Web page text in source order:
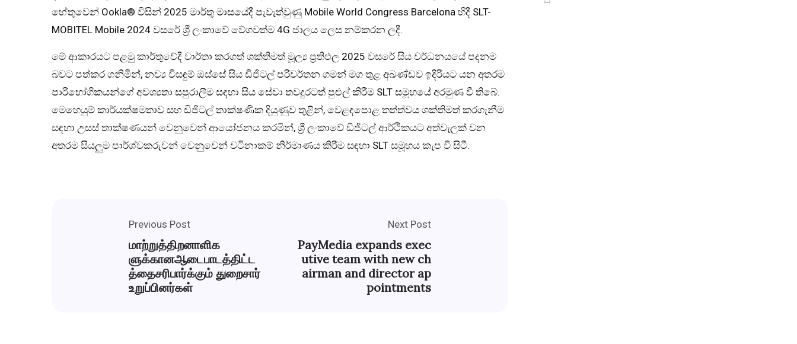
හේතුවෙන් Ookla® විසින් 2025 මාර්තු මාසයේදී පැවැත්වුණු Mobile World Congress Barcelona හිදී SLT-
MOBITEL Mobile 2024 වසරේ ශ්‍රී ලංකාවේ වේගවත්ම 4G ජාලය ලෙස නම්කරන ලදී.
මේ ආකාරයට පළමු කාර්තුවේදී වාර්තා කරගත් ශක්තිමත් මූල්‍ය ප්‍රතිඵල 2025 වසරේ සිය වර්ධනයයේ පදනම
බවට පත්කර ගනිමින්, නව්‍ය විසඳුම් ඔස්සේ සිය ඩිජිටල් පරිවර්තන ගමන් මග තුළ අඛණ්ඩව ඉදිරියට යන අතරම
පාරිභෝගිකයන්ගේ අවශ්‍යතා සපුරාලීම සඳහා සිය සේවා තවදුරටත් පුළුල් කිරීම SLT සමූහයේ අරමුණ වී තිබේ.
මෙහෙයුම් කාර්යක්ෂමතාව සහ ඩිජිටල් තාක්ෂණික දියුණුව තුළින්, වෙළඳපොළ තත්ත්වය ශක්තිමත් කරගැනීම
සඳහා උසස් තාක්ෂණයන් වෙනුවෙන් ආයෝජනය කරමින්, ශ්‍රී ලංකාවේ ඩිජිටල් ආර්ථිකයට අත්වැලක් වන
අතරම සියලුම පාර්ශ්වකරුවන් වෙනුවෙන් වටිනාකම් නිර්මාණය කිරීම සඳහා SLT සමූහය කැප වී සිටී.
Previous Post
மாற்றுத்திறனாளிக
ளுக்கானஆடைபாடத்திட்ட
த்தைசரிபார்க்கும் துறைசார்
உறுப்பினர்கள்
Next Post
PayMedia expands exec
utive team with new ch
airman and director ap
pointments